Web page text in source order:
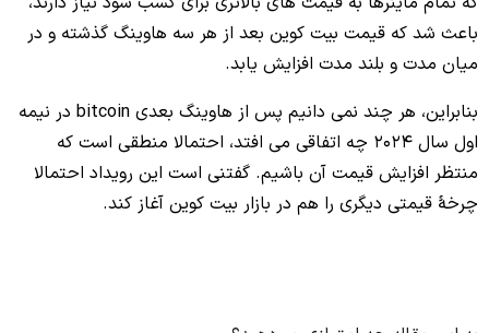
باعث شد که قیمت بیت کوین بعد از هر سه هاوینگ گذشته و در
میان‌ مدت و بلند مدت افزایش یابد.
بنابراین، هر چند نمی‌ دانیم پس از هاوینگ بعدی bitcoin در نیمه
اول سال 2024 چه اتفاقی می‌ افتد، احتمالا منطقی است که
منتظر افزایش قیمت آن باشیم. گفتنی است این رویداد احتمالا
چرخهٔ قیمتی دیگری را هم در بازار بیت ‌کوین آغاز کند.